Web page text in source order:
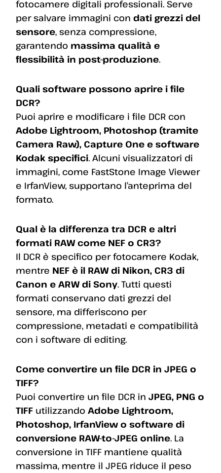
fotocamere digitali professionali. Serve
per salvare immagini con dati grezzi del
sensore, senza compressione,
garantendo massima qualità e
flessibilità in post-produzione.
Quali software possono aprire i file
DCR?
Puoi aprire e modificare i file DCR con
Adobe Lightroom, Photoshop (tramite
Camera Raw), Capture One e software
Kodak specifici. Alcuni visualizzatori di
immagini, come FastStone Image Viewer
e IrfanView, supportano l’anteprima del
formato.
Qual è la differenza tra DCR e altri
formati RAW come NEF o CR3?
Il DCR è specifico per fotocamere Kodak,
mentre NEF è il RAW di Nikon, CR3 di
Canon e ARW di Sony. Tutti questi
formati conservano dati grezzi del
sensore, ma differiscono per
compressione, metadati e compatibilità
con i software di editing.
Come convertire un file DCR in JPEG o
TIFF?
Puoi convertire un file DCR in JPEG, PNG o
TIFF utilizzando Adobe Lightroom,
Photoshop, IrfanView o software di
conversione RAW-to-JPEG online. La
conversione in TIFF mantiene qualità
massima, mentre il JPEG riduce il peso